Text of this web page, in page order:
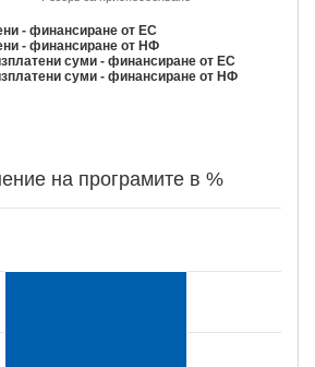
- финансиране от ЕС
- финансиране от НФ
суми - финансиране от ЕС
суми - финансиране от НФ
на програмите в %